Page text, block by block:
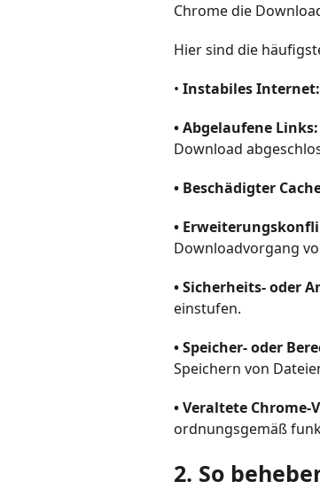
Chrome die
Hier sind die
• Instabiles Internet:
• Abgelaufene Links:
Download
• Beschädigter
•
Downloadvorgang
• Sicherheits- oder
einstufen.
• Speicher- oder
Speichern von
• Veraltete Chrome-
ordnungsgemäß
2. So